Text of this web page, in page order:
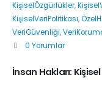
KişiselÖzgürlükler,
KişiselVeriPolitikası,
VeriGüvenliği,
0 Yorumlar
İnsan Hakları: